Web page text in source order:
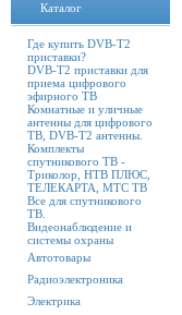
Каталог
Где купить DVB-T2
приставки?
DVB-T2 приставки для
приема цифрового
эфирного ТВ
Комнатные и уличные
антенны для цифрового
ТВ, DVB-T2 антенны.
Комплекты
спутникового ТВ -
Триколор, НТВ ПЛЮС,
ТЕЛЕКАРТА, МТС ТВ
Все для спутникового
ТВ.
Видеонаблюдение и
системы охраны
Автотовары
Радиоэлектроника
Электрика